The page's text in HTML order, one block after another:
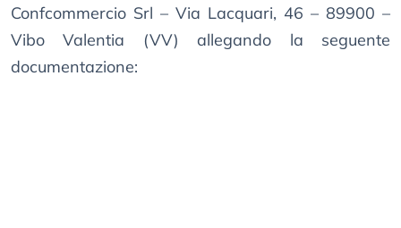
Confcommercio Srl – Via Lacquari, 46 – 89900 –
Vibo Valentia (VV) allegando la seguente
documentazione: